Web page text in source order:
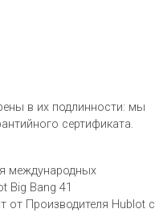
в их подлинности: мы
сертификата.
международных
Big Bang 41
от Производителя Hublot c